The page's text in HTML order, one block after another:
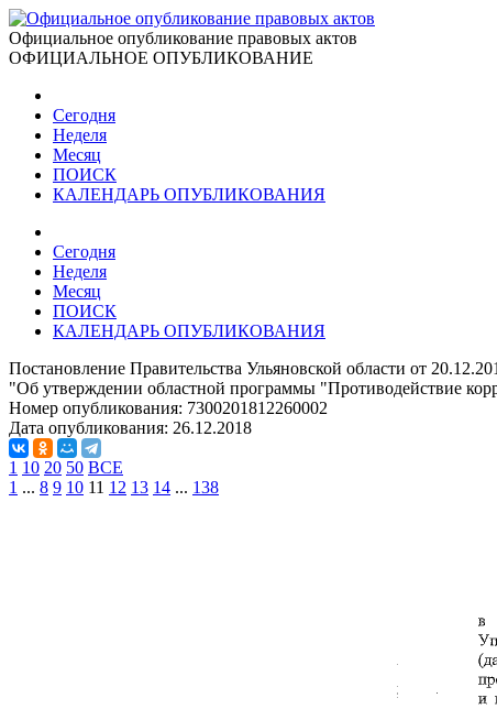
Официальное опубликование правовых актов
ОФИЦИАЛЬНОЕ ОПУБЛИКОВАНИЕ
Сегодня
Неделя
Месяц
ПОИСК
КАЛЕНДАРЬ ОПУБЛИКОВАНИЯ
Сегодня
Неделя
Месяц
ПОИСК
КАЛЕНДАРЬ ОПУБЛИКОВАНИЯ
Постановление Правительства Ульяновской области от
"Об утверждении областной программы "Противодействие
Номер опубликования: 7300201812260002
Дата опубликования: 26.12.2018
1 10 20 50 ВСЕ
1 ... 8 9 10 11 12 13 14 ... 138